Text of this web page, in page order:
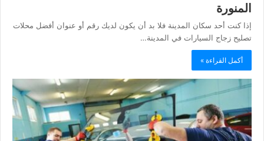
المنورة
إذا كنت أحد سكان المدينة فلا بد أن يكون لديك رقم أو عنوان أفضل محلات
تصليح زجاج السيارات في المدينة…
أكمل القراءة »